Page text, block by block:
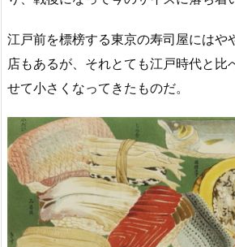
江戸前を標榜する東京の寿司屋にはや
店もあるが、それとても江戸時代と比
せて小さくなってきたものだ。